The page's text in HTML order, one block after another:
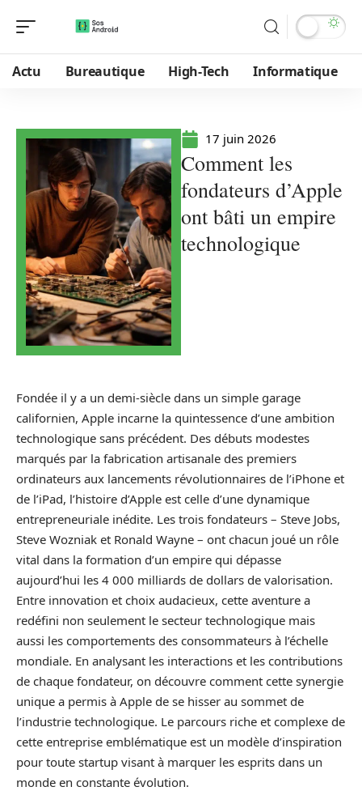
Actu Bureautique High-Tech Informatique
17 juin 2026
Comment les
fondateurs d’Apple
ont bâti un empire
technologique
Fondée il y a un demi-siècle dans un simple garage
californien, Apple incarne la quintessence d’une ambition
technologique sans précédent. Des débuts modestes
marqués par la fabrication artisanale des premiers
ordinateurs aux lancements révolutionnaires de l’iPhone et
de l’iPad, l’histoire d’Apple est celle d’une dynamique
entrepreneuriale inédite. Les trois fondateurs – Steve Jobs,
Steve Wozniak et Ronald Wayne – ont chacun joué un rôle
vital dans la formation d’un empire qui dépasse
aujourd’hui les 4 000 milliards de dollars de valorisation.
Entre innovation et choix audacieux, cette aventure a
redéfini non seulement le secteur technologique mais
aussi les comportements des consommateurs à l’échelle
mondiale. En analysant les interactions et les contributions
de chaque fondateur, on découvre comment cette synergie
unique a permis à Apple de se hisser au sommet de
l’industrie technologique. Le parcours riche et complexe de
cette entreprise emblématique est un modèle d’inspiration
pour toute startup visant à marquer les esprits dans un
monde en constante évolution.